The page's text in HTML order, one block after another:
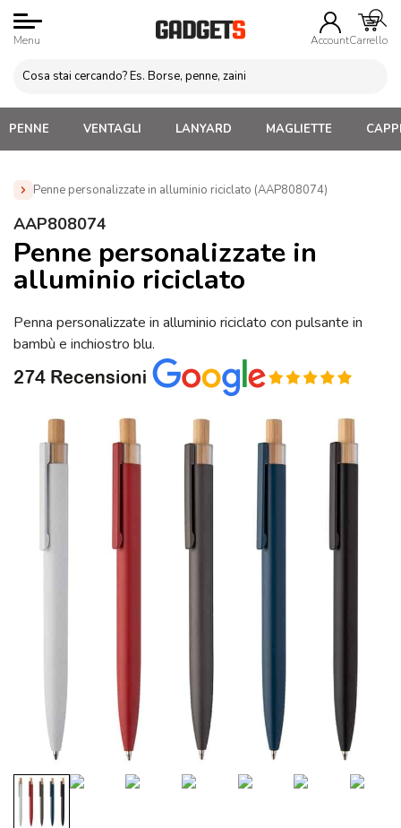
Menu AccountCarrello
PENNE VENTAGLI LANYARD MAGLIETTE
Penne personalizzate in alluminio riciclato (AAP808074)
Home »
Penne Personalizzate con LOGO, Matite, Pastelli,
personalizzate in alluminio riciclato (AAP808074)
AAP808074
Penne personalizzate in
alluminio riciclato
Penna personalizzate in alluminio riciclato con pulsante in
bambù e inchiostro blu.